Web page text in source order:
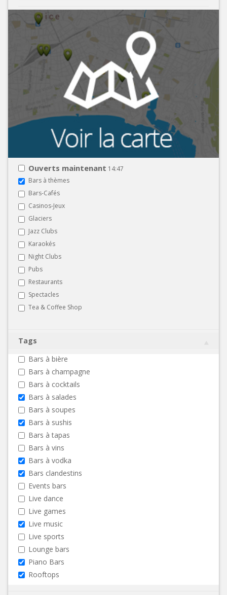
Ouverts maintenant 14:47
Bars à thèmes
Bars-Cafés
Casinos-Jeux
Glaciers
Jazz Clubs
Karaokés
Night Clubs
Pubs
Restaurants
Spectacles
Tea & Coffee Shop
Tags
Bars à bière
Bars à champagne
Bars à cocktails
Bars à salades
Bars à soupes
Bars à sushis
Bars à tapas
Bars à vins
Bars à vodka
Bars clandestins
Events bars
Live dance
Live games
Live music
Live sports
Lounge bars
Piano Bars
Rooftops